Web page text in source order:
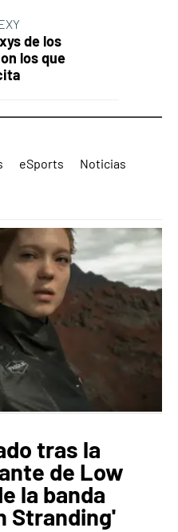
de los
los que
eSports
Noticias
tras la
de Low
la banda
Stranding'